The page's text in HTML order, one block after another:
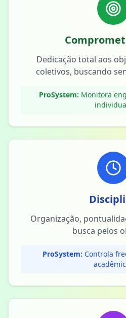
Dedicação total aos
coletivos, buscando
ProSystem: Monitora
Organização,
busca pelos
ProSystem: Controla